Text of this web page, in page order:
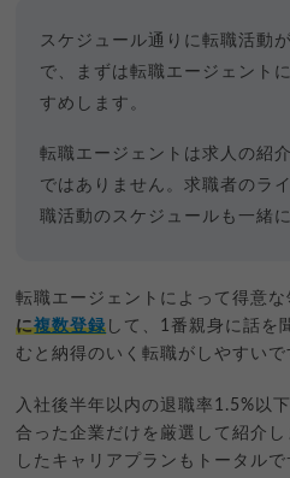
スケジュール通りに転職活動
で、まずは転職エージェント
すめします。
転職エージェントは求人の紹
ではありません。求職者のラ
職活動のスケジュールも一緒
転職エージェントによって得意
に複数登録 して、1番親身に話を
むと納得のいく転職がしやすいで
入社後半年以内の退職率1.5%以
合った企業だけを厳選して紹介
したキャリアプランもトータル